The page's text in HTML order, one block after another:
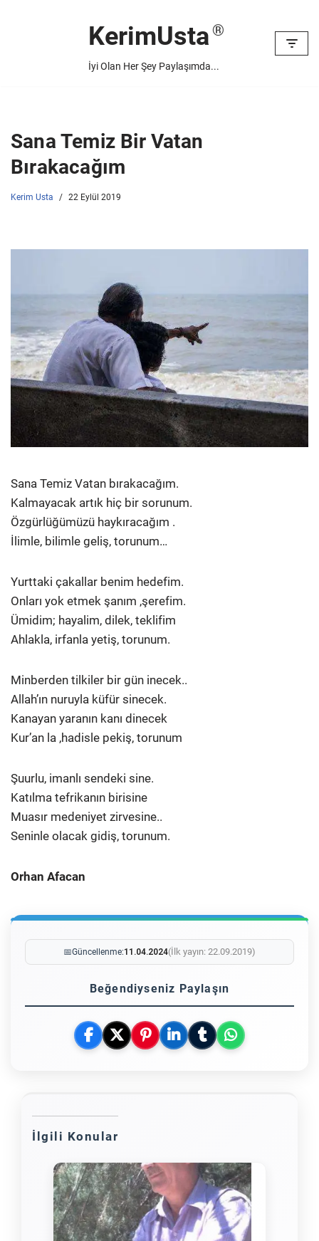
KerimUsta
İyi Olan Her Şey Paylaşımda...
Sana Temiz Bir Vatan
Bırakacağım
Kerim Usta 22 Eylül 2019
Sana Temiz Vatan bırakacağım.
Kalmayacak artık hiç bir sorunum.
Özgürlüğümüzü haykıracağım .
İlimle, bilimle geliş, torunum…
Yurttaki çakallar benim hedefim.
Onları yok etmek şanım ,şerefim.
Ümidim; hayalim, dilek, teklifim
Ahlakla, irfanla yetiş, torunum.
Minberden tilkiler bir gün inecek..
Allah’ın nuruyla küfür sinecek.
Kanayan yaranın kanı dinecek
Kur’an la ,hadisle pekiş, torunum
Şuurlu, imanlı sendeki sine.
Katılma tefrikanın birisine
Muasır medeniyet zirvesine..
Seninle olacak gidiş, torunum.
Orhan Afacan
📅Güncellenme:11.04.2024(İlk yayın: 22.09.2019)
Beğendiyseniz Paylaşın
İlgili Konular